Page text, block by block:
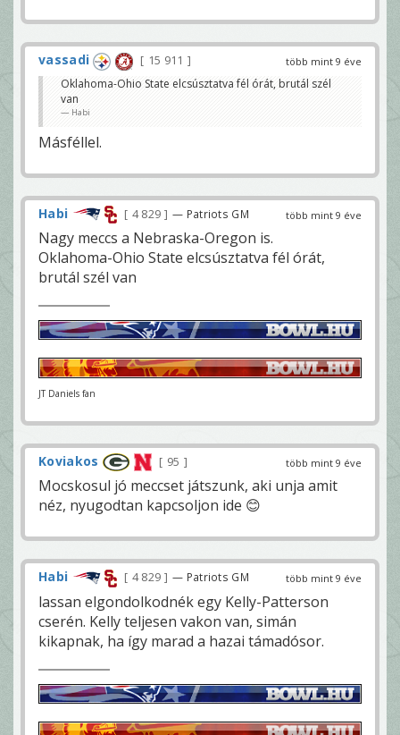
több mint 9 éve
vassadi
15 911
Oklahoma-Ohio State elcsúsztatva fél órát, brutál szél
van
Habi
Másféllel.
több mint 9 éve
Habi 4 829 — Patriots GM
Nagy meccs a Nebraska-Oregon is.
Oklahoma-Ohio State elcsúsztatva fél órát,
brutál szél van
JT Daniels fan
több mint 9 éve
Koviakos 95
Mocskosul jó meccset játszunk, aki unja amit
néz, nyugodtan kapcsoljon ide 😊
több mint 9 éve
Habi 4 829 — Patriots GM
lassan elgondolkodnék egy Kelly-Patterson
cserén. Kelly teljesen vakon van, simán
kikapnak, ha így marad a hazai támadósor.